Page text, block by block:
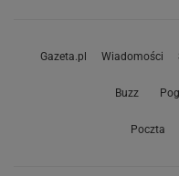
Gazeta.pl Wiadomości
Buzz
Poczta